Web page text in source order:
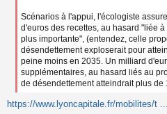
Scénarios à l'appui, l'écologiste
d'euros des recettes, au hasard "liée
plus importante", (entendez, celle
désendettement exploserait pour
peine moins en 2035. Un milliard
supplémentaires, au hasard liés au
de désendettement atteindrait plus de
https://www.lyoncapitale.fr/mobilites/t